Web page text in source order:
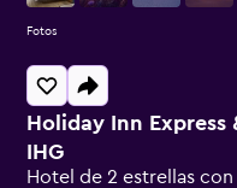
Holiday Inn Express
IHG
Hotel de 2 estrellas
Fotos